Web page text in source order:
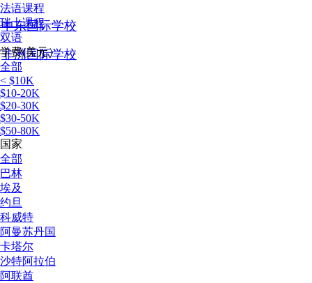
中东国际学校
非洲国际学校
法语课程
瑞士课程
双语
学费(美元）
全部
< $10K
$10-20K
$20-30K
$30-50K
$50-80K
国家
全部
巴林
埃及
约旦
科威特
阿曼苏丹国
卡塔尔
沙特阿拉伯
阿联酋